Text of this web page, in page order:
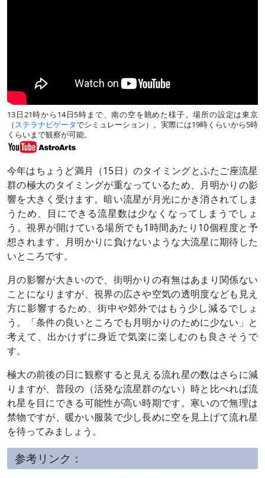
13日21時から14日5時まで、南の空を眺めた様子。場所の設定は東京
（ステラナビゲータでシミュレーション）。実際には19時くらいから5時
くらいまで観察が可能。
今年はちょうど満月（15日）のタイミングとふたご座流星
群の極大のタイミングが重なっているため、月明かりの影
響を大きく受けます。暗い流星が月光にかき消されてしま
うため、目にできる流星数は少なくなってしまうでしょ
う。視界が開けている場所でも1時間あたり10個程度と予
想されます。月明かりに負けないような大流星に期待した
いところです。
月の影響が大きいので、街明かりの有無はあまり関係ない
ことになりますが、視界の広さや空気の透明度なども見え
方に影響するため、街中や郊外ではもう少し減るでしょ
う。「条件の良いところでも月明かりのために少ない」と
考えて、出かけずに身近で気楽に楽しむのも良さそうで
す。
極大の前後の日に観察すると見える流れ星の数はさらに減
りますが、普段の（活発な流星群のない）時と比べれば流
れ星を目にできる可能性が高い時期です。寒いので無理は
禁物ですが、暖かい服装で少し長めに空を見上げて流れ星
を待ってみましょう。
参考リンク：